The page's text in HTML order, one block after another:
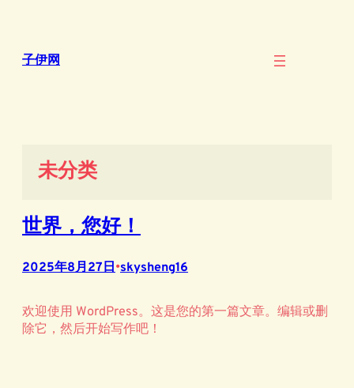
子伊网
未分类
世界，您好！
2025年8月27日 •skysheng16
欢迎使用 WordPress。这是您的第一篇文章。编辑或删
除它，然后开始写作吧！